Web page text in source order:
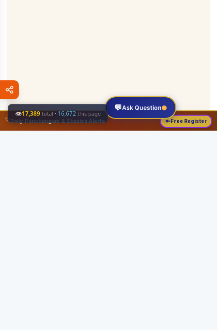
💬Ask Question
✨ Daily Panchangam & Shastra Alerts 🔑Free Register
👁17,389 total · 16,672 this page